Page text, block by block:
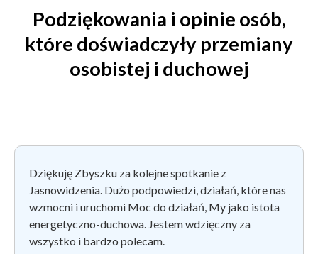
Podziękowania i opinie osób,
które doświadczyły przemiany
osobistej i duchowej
Dziękuję Zbyszku za kolejne spotkanie z
Jasnowidzenia. Dużo podpowiedzi, działań, które nas
wzmocni i uruchomi Moc do działań, My jako istota
energetyczno-duchowa. Jestem wdzięczny za
wszystko i bardzo polecam.